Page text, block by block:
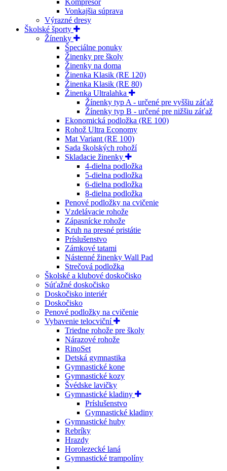
Kompresor
Vonkajšia súprava
Výrazné dresy
Školské športy
Žínenky
Špeciálne ponuky
Žinenky pre školy
Žinenky na doma
Žinenka Klasik (RE 120)
Žinenka Klasik (RE 80)
Žinenka Ultralahka
Žínenky typ A - určené pre vyššiu záťaž
Žínenky typ B - určené pre nižšiu záťaž
Ekonomická podložka (RE 100)
Rohož Ultra Economy
Mat Variant (RE 100)
Sada školských rohoží
Skladacie žinenky
4-dielna podložka
5-dielna podložka
6-dielna podložka
8-dielna podložka
Penové podložky na cvičenie
Vzdelávacie rohože
Zápasnícke rohože
Kruh na presné pristátie
Príslušenstvo
Zámkové tatami
Nástenné žinenky Wall Pad
Strečová podložka
Školské a klubové doskočisko
Súťažné doskočisko
Doskočisko interiér
Doskočisko
Penové podložky na cvičenie
Vybavenie telocviční
Triedne rohože pre školy
Nárazové rohože
RinoSet
Detská gymnastika
Gymnastické kone
Gymnastické kozy
Švédske lavičky
Gymnastické kladiny
Príslušenstvo
Gymnastické kladiny
Gymnastické huby
Rebríky
Hrazdy
Horolezecké laná
Gymnastické trampolíny